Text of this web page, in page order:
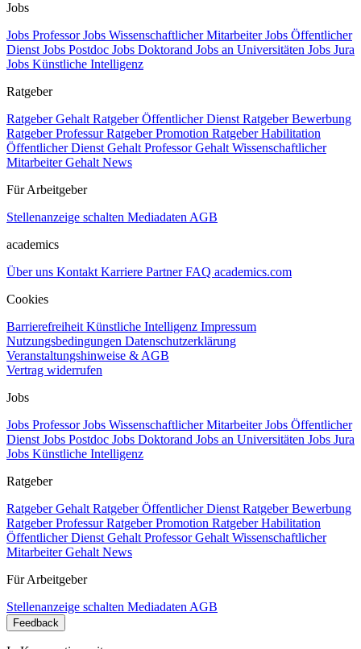
Jobs
Jobs ProfessorJobs Wissenschaftlicher MitarbeiterJobs Öffentlicher
DienstJobs Postdoc Jobs Doktorand Jobs an Universitäten Jobs Jura
Jobs Künstliche Intelligenz
Ratgeber
Ratgeber GehaltRatgeber Öffentlicher DienstRatgeber Bewerbung
Ratgeber ProfessurRatgeber Promotion Ratgeber Habilitation
Öffentlicher Dienst GehaltProfessor GehaltWissenschaftlicher
Mitarbeiter GehaltNews
Für Arbeitgeber
Stellenanzeige schalten MediadatenAGB
academics
Über uns KontaktKarriere PartnerFAQ academics.com
Cookies
BarrierefreiheitKünstliche Intelligenz Impressum
Nutzungsbedingungen Datenschutzerklärung
Veranstaltungshinweise & AGB
Vertrag widerrufen
Jobs
Jobs ProfessorJobs Wissenschaftlicher MitarbeiterJobs Öffentlicher
DienstJobs Postdoc Jobs Doktorand Jobs an Universitäten Jobs Jura
Jobs Künstliche Intelligenz
Ratgeber
Ratgeber GehaltRatgeber Öffentlicher DienstRatgeber Bewerbung
Ratgeber ProfessurRatgeber Promotion Ratgeber Habilitation
Öffentlicher Dienst GehaltProfessor GehaltWissenschaftlicher
Mitarbeiter GehaltNews
Für Arbeitgeber
Stellenanzeige schalten MediadatenAGB
Feedback